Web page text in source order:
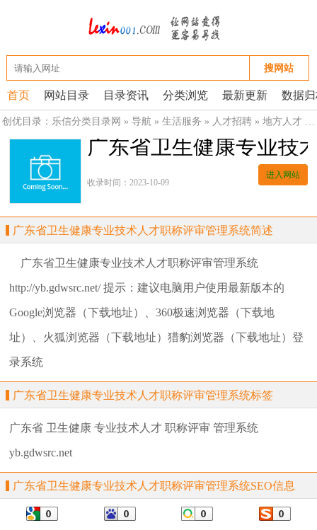
搜网站
首页 网站目录 目录资讯 分类浏览 最新更新 数据
创优目录： 乐信分类目录网 » 导航 » 生活服务 » 人才招聘 » 地方人才
广东省卫生健康专业技
收录时间：2023-10-09
进入网站
广东省卫生健康专业技术人才职称评审管理系统简述
广东省卫生健康专业技术人才职称评审管理系统
http://yb.gdwsrc.net/ 提示：建议电脑用户使用最新版本的
Google浏览器（下载地址）、360极速浏览器（下载地
址）、火狐浏览器（下载地址）猎豹浏览器（下载地址）登
录系统
广东省卫生健康专业技术人才职称评审管理系统标签
广东省 卫生健康 专业技术人才 职称评审 管理系统
yb.gdwsrc.net
广东省卫生健康专业技术人才职称评审管理系统SEO信息